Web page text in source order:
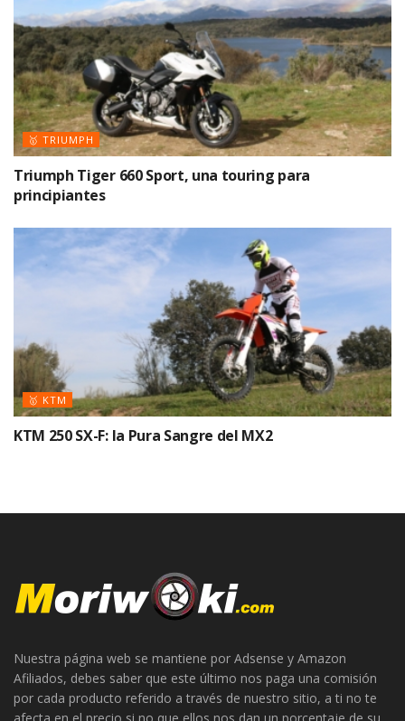
🥇 TRIUMPH
Triumph Tiger 660 Sport, una touring para
principiantes
🥇 KTM
KTM 250 SX-F: la Pura Sangre del MX2
Nuestra página web se mantiene por Adsense y Amazon
Afiliados, debes saber que este último nos paga una comisión
por cada producto referido a través de nuestro sitio, a ti no te